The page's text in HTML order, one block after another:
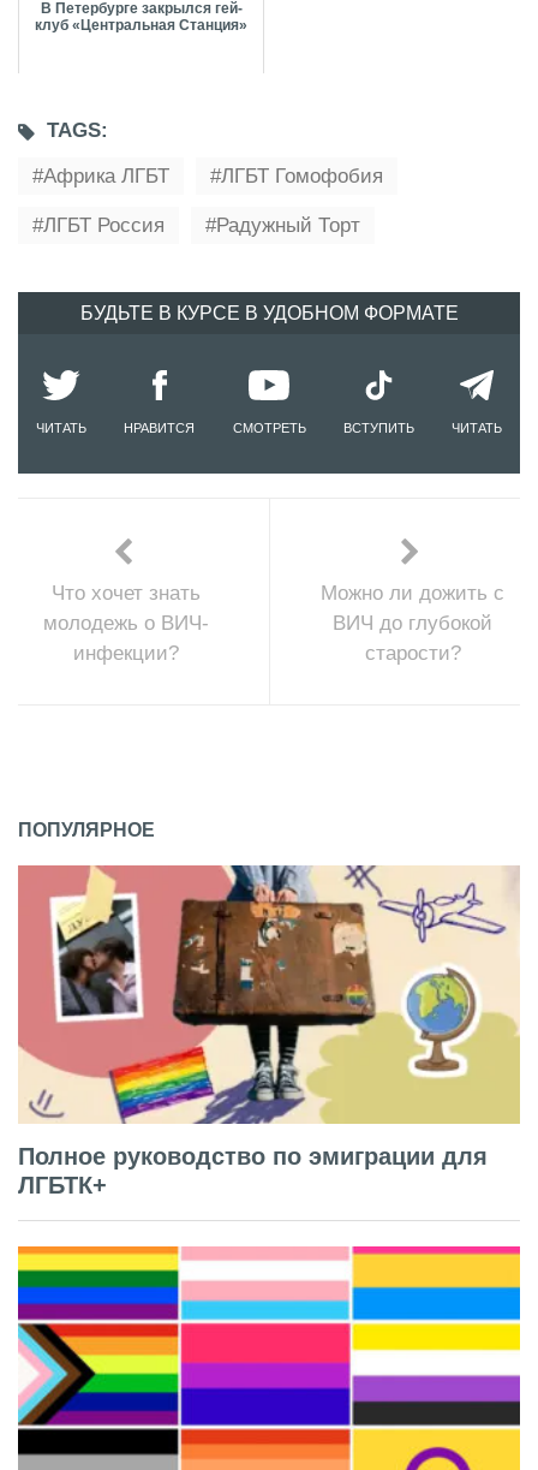
В Петербурге закрылся гей-
клуб «Центральная Станция»
TAGS:
Африка ЛГБТ
ЛГБТ Гомофобия
ЛГБТ Россия Радужный Торт
БУДЬТЕ В КУРСЕ В УДОБНОМ ФОРМАТЕ
ЧИТАТЬ НРАВИТСЯ СМОТРЕТЬ ВСТУПИТЬ ЧИТАТЬ
Что хочет знать
молодежь о ВИЧ-
инфекции?
Можно ли дожить с
ВИЧ до глубокой
старости?
ПОПУЛЯРНОЕ
Полное руководство по эмиграции для
ЛГБТК+